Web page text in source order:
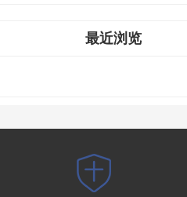
最近浏览